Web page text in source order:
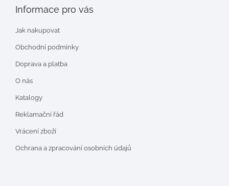
Informace pro vás
Jak nakupovat
Obchodní podmínky
Doprava a platba
O nás
Katalogy
Reklamační řád
Vrácení zboží
Ochrana a zpracování osobních údajů